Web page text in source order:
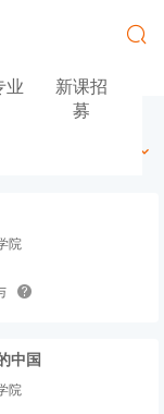
业
新课招
募
院
中国
院